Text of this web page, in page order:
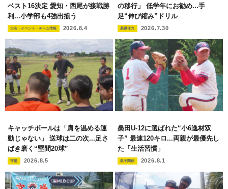
ベスト16決定 愛知・西尾が接戦勝
利...小学部も4強出揃う
大会・イベント・チーム情報 2026.8.4
の移行」 低学年にお勧め...手
足“伸び縮み”ドリル
基礎体力 2026.7.30
キャッチボールは「肩を温める運
動じゃない」 送球は二の次...足さ
ばき磨く“塁間20球”
守備 2026.8.5
桑田U-12に選ばれた“小6逸材双
子” 最速120キロ...両親が最優先し
た「生活習慣」
親子関係 2026.8.1